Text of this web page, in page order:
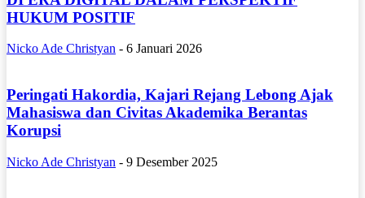
HUKUM POSITIF
Nicko Ade Christyan - 6 Januari 2026
Peringati Hakordia, Kajari Rejang Lebong Ajak
Mahasiswa dan Civitas Akademika Berantas
Korupsi
Nicko Ade Christyan - 9 Desember 2025